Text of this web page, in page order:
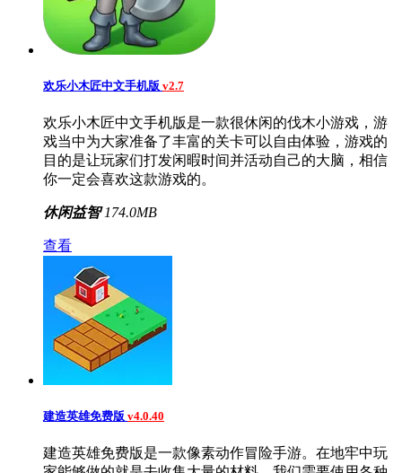
欢乐小木匠中文手机版 v2.7
欢乐小木匠中文手机版是一款很休闲的伐木小游戏，游
戏当中为大家准备了丰富的关卡可以自由体验，游戏的
目的是让玩家们打发闲暇时间并活动自己的大脑，相信
你一定会喜欢这款游戏的。
休闲益智 174.0MB
查看
建造英雄免费版 v4.0.40
建造英雄免费版是一款像素动作冒险手游。在地牢中玩